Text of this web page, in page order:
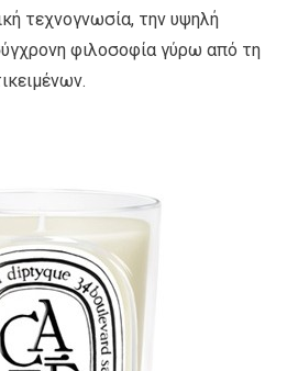
τεχνογνωσία, την υψηλή
φιλοσοφία γύρω από τη